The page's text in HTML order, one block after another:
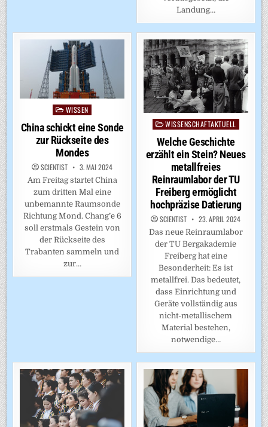
Landung…
Posted
in
WISSEN
China schickt eine Sonde
zur Rückseite des
Mondes
SCIENTIST 3. MAI 2024
Am Freitag startet China
zum dritten Mal eine
unbemannte Raumsonde
Richtung Mond. Chang’e 6
soll erstmals Gestein von
der Rückseite des
Trabanten sammeln und
zur…
Posted
in
WISSENSCHAFTAKTUELL
Welche Geschichte
erzählt ein Stein? Neues
metallfreies
Reinraumlabor der TU
Freiberg ermöglicht
hochpräzise Datierung
SCIENTIST 23. APRIL 2024
Das neue Reinraumlabor
der TU Bergakademie
Freiberg hat eine
Besonderheit: Es ist
metallfrei. Das bedeutet,
dass Einrichtung und
Geräte vollständig aus
nicht-metallischem
Material bestehen,
notwendige…